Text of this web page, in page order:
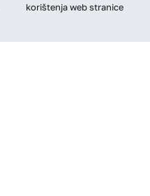
korištenja web stranice